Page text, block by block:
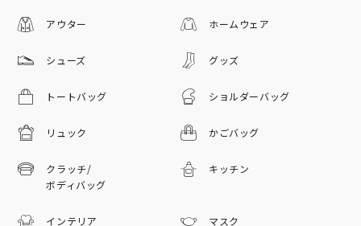
アウター ホームウェア
シューズ グッズ
トートバッグ ショルダーバッグ
リュック かごバッグ
クラッチ/
ボディバッグ
キッチン
インテリア マスク